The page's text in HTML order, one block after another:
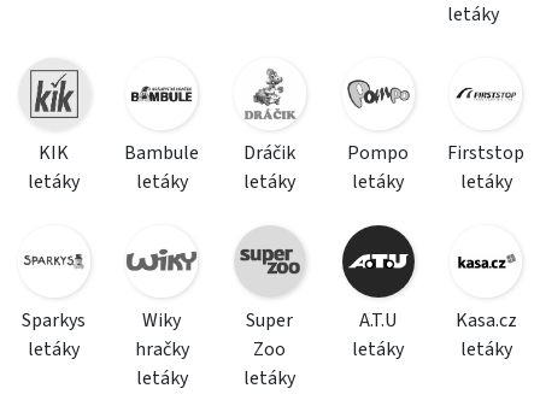
letáky
KIK
letáky
Bambule
letáky
Dráčik
letáky
Pompo
letáky
Firststop
letáky
Sparkys
letáky
Wiky
hračky
letáky
Super
Zoo
letáky
A.T.U
letáky
Kasa.cz
letáky